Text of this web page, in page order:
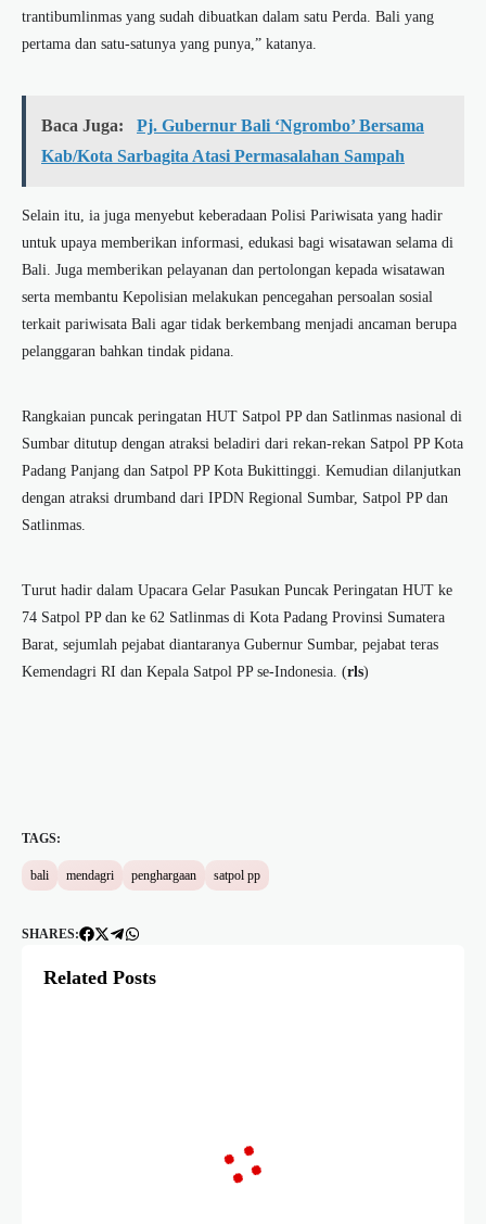
trantibumlinmas yang sudah dibuatkan dalam satu Perda. Bali yang
pertama dan satu-satunya yang punya,” katanya.
Baca Juga:
Pj. Gubernur Bali ‘Ngrombo’ Bersama
Kab/Kota Sarbagita Atasi Permasalahan Sampah
Selain itu, ia juga menyebut keberadaan Polisi Pariwisata yang hadir
untuk upaya memberikan informasi, edukasi bagi wisatawan selama di
Bali. Juga memberikan pelayanan dan pertolongan kepada wisatawan
serta membantu Kepolisian melakukan pencegahan persoalan sosial
terkait pariwisata Bali agar tidak berkembang menjadi ancaman berupa
pelanggaran bahkan tindak pidana.
Rangkaian puncak peringatan HUT Satpol PP dan Satlinmas nasional di
Sumbar ditutup dengan atraksi beladiri dari rekan-rekan Satpol PP Kota
Padang Panjang dan Satpol PP Kota Bukittinggi. Kemudian dilanjutkan
dengan atraksi drumband dari IPDN Regional Sumbar, Satpol PP dan
Satlinmas.
Turut hadir dalam Upacara Gelar Pasukan Puncak Peringatan HUT ke
74 Satpol PP dan ke 62 Satlinmas di Kota Padang Provinsi Sumatera
Barat, sejumlah pejabat diantaranya Gubernur Sumbar, pejabat teras
Kemendagri RI dan Kepala Satpol PP se-Indonesia. (rls)
TAGS:
bali mendagri penghargaan satpol pp
SHARES:
Related Posts